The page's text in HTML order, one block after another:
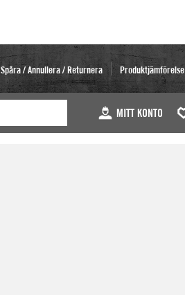
Spåra / Annullera / Returnera Produktjämförelse
MITT KONTO